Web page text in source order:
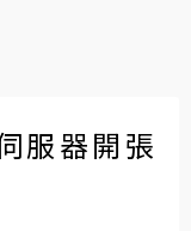
服器開張